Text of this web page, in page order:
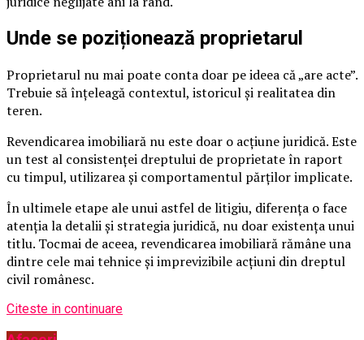
Unde se poziționează proprietarul
Proprietarul nu mai poate conta doar pe ideea că „are acte”.
Trebuie să înțeleagă contextul, istoricul și realitatea din
teren.
Revendicarea imobiliară nu este doar o acțiune juridică. Este
un test al consistenței dreptului de proprietate în raport
cu timpul, utilizarea și comportamentul părților implicate.
În ultimele etape ale unui astfel de litigiu, diferența o face
atenția la detalii și strategia juridică, nu doar existența unui
titlu. Tocmai de aceea, revendicarea imobiliară rămâne una
dintre cele mai tehnice și imprevizibile acțiuni din dreptul
civil românesc.
Citeste in continuare